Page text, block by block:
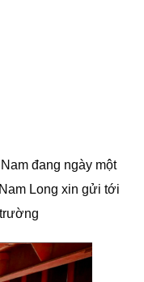
đang ngày một
Long xin gửi tới